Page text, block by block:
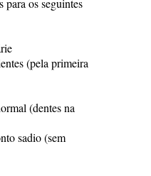
para os seguintes
(pela primeira
(dentes na
sadio (sem